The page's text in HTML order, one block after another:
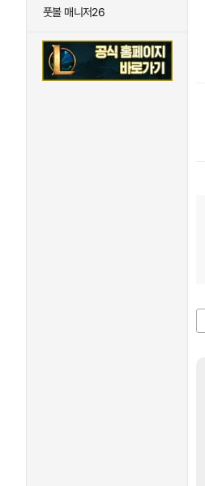
풋볼 매니저26